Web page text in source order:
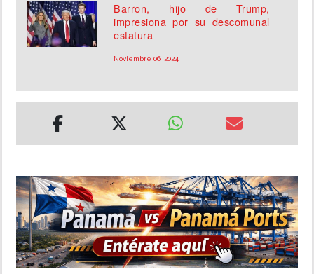
Barron, hijo de Trump,
impresiona por su descomunal
estatura
Noviembre 06, 2024